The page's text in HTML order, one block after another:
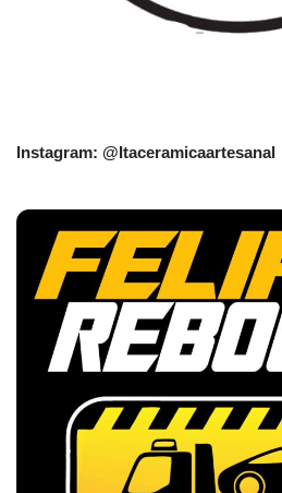
Instagram: @Itaceramicaartesanal